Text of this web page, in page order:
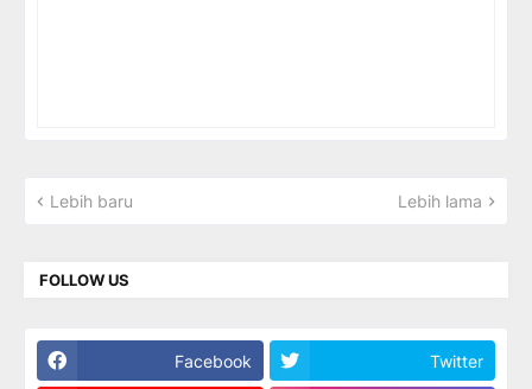
Lebih baru Lebih lama
FOLLOW US
Facebook Twitter